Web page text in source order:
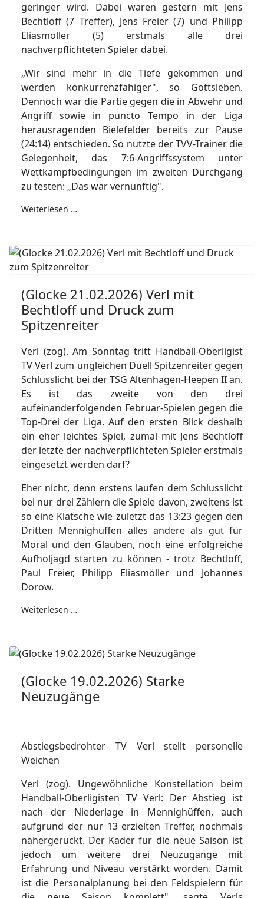
geringer wird. Dabei waren gestern mit Jens
Bechtloff (7 Treffer), Jens Freier (7) und Philipp
Eliasmöller (5) erstmals alle drei
nachverpflichteten Spieler dabei.
„Wir sind mehr in die Tiefe gekommen und
werden konkurrenzfähiger", so Gottsleben.
Dennoch war die Partie gegen die in Abwehr und
Angriff sowie in puncto Tempo in der Liga
herausragenden Bielefelder bereits zur Pause
(24:14) entschieden. So nutzte der TVV-Trainer die
Gelegenheit, das 7:6-Angriffssystem unter
Wettkampfbedingungen im zweiten Durchgang
zu testen: „Das war vernünftig".
Weiterlesen …
(Glocke 21.02.2026) Verl mit
Bechtloff und Druck zum
Spitzenreiter
Verl (zog). Am Sonntag tritt Handball-Oberligist
TV Verl zum ungleichen Duell Spitzenreiter gegen
Schlusslicht bei der TSG Altenhagen-Heepen II an.
Es ist das zweite von den drei
aufeinanderfolgenden Februar-Spielen gegen die
Top-Drei der Liga. Auf den ersten Blick deshalb
ein eher leichtes Spiel, zumal mit Jens Bechtloff
der letzte der nachverpflichteten Spieler erstmals
eingesetzt werden darf?
Eher nicht, denn erstens laufen dem Schlusslicht
bei nur drei Zählern die Spiele davon, zweitens ist
so eine Klatsche wie zuletzt das 13:23 gegen den
Dritten Mennighüffen alles andere als gut für
Moral und den Glauben, noch eine erfolgreiche
Aufholjagd starten zu können - trotz Bechtloff,
Paul Freier, Philipp Eliasmöller und Johannes
Dorow.
Weiterlesen …
(Glocke 19.02.2026) Starke
Neuzugänge
Abstiegsbedrohter TV Verl stellt personelle
Weichen
Verl (zog). Ungewöhnliche Konstellation beim
Handball-Oberligisten TV Verl: Der Abstieg ist
nach der Niederlage in Mennighüffen, auch
aufgrund der nur 13 erzielten Treffer, nochmals
nähergerückt. Der Kader für die neue Saison ist
jedoch um weitere drei Neuzugänge mit
Erfahrung und Niveau verstärkt worden. Damit
ist die Personalplanung bei den Feldspielern für